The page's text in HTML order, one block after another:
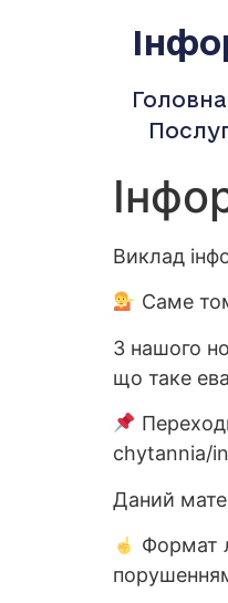
Виклад
Саме
З нашого
що таке
chytannia/
Даний
Формат